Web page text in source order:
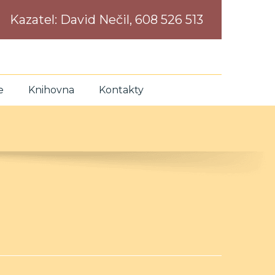
Kazatel: David Nečil, 608 526 513
Knihovna Kontakty